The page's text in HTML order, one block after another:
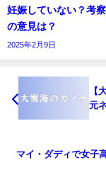
妊娠していない？考
の意見は？
2025年2月9日
【
元
マイ・ダディで女子